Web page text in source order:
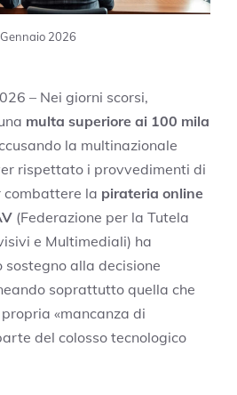
2026
– Nei giorni scorsi,
multa superiore ai 100 mila
la multinazionale
rispettato i provvedimenti di
combattere la pirateria online
(Federazione per la Tutela
e Multimediali) ha
sostegno alla decisione
soprattutto quella che
«mancanza di
del colosso tecnologico